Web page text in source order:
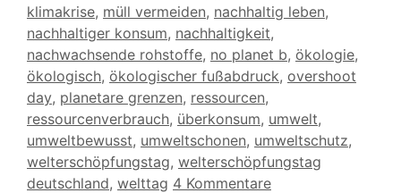
klimakrise, müll vermeiden, nachhaltig leben,
nachhaltiger konsum, nachhaltigkeit,
nachwachsende rohstoffe, no planet b, ökologie,
ökologisch, ökologischer fußabdruck, overshoot
day, planetare grenzen, ressourcen,
ressourcenverbrauch, überkonsum, umwelt,
umweltbewusst, umweltschonen, umweltschutz,
welterschöpfungstag, welterschöpfungstag
deutschland, welttag 4 Kommentare